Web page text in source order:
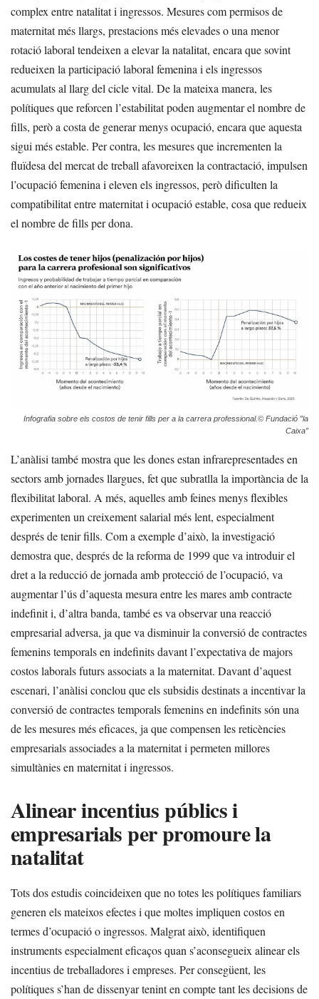
complex entre natalitat i ingressos. Mesures com permisos de
maternitat més llargs, prestacions més elevades o una menor
rotació laboral tendeixen a elevar la natalitat, encara que sovint
redueixen la participació laboral femenina i els ingressos
acumulats al llarg del cicle vital. De la mateixa manera, les
polítiques que reforcen l’estabilitat poden augmentar el nombre de
fills, però a costa de generar menys ocupació, encara que aquesta
sigui més estable. Per contra, les mesures que incrementen la
fluïdesa del mercat de treball afavoreixen la contractació, impulsen
l’ocupació femenina i eleven els ingressos, però dificulten la
compatibilitat entre maternitat i ocupació estable, cosa que redueix
el nombre de fills per dona.
Infografia sobre els costos de tenir fills per a la carrera professional.© Fundació ”la
Caixa”
L’anàlisi també mostra que les dones estan infrarepresentades en
sectors amb jornades llargues, fet que subratlla la importància de la
flexibilitat laboral. A més, aquelles amb feines menys flexibles
experimenten un creixement salarial més lent, especialment
després de tenir fills. Com a exemple d’això, la investigació
demostra que, després de la reforma de 1999 que va introduir el
dret a la reducció de jornada amb protecció de l’ocupació, va
augmentar l’ús d’aquesta mesura entre les mares amb contracte
indefinit i, d’altra banda, també es va observar una reacció
empresarial adversa, ja que va disminuir la conversió de contractes
femenins temporals en indefinits davant l’expectativa de majors
costos laborals futurs associats a la maternitat. Davant d’aquest
escenari, l’anàlisi conclou que els subsidis destinats a incentivar la
conversió de contractes temporals femenins en indefinits són una
de les mesures més eficaces, ja que compensen les reticències
empresarials associades a la maternitat i permeten millores
simultànies en maternitat i ingressos.
Alinear incentius públics i
empresarials per promoure la
natalitat
Tots dos estudis coincideixen que no totes les polítiques familiars
generen els mateixos efectes i que moltes impliquen costos en
termes d’ocupació o ingressos. Malgrat això, identifiquen
instruments especialment eficaços quan s’aconsegueix alinear els
incentius de treballadores i empreses. Per consegüent, les
polítiques s’han de dissenyar tenint en compte tant les decisions de